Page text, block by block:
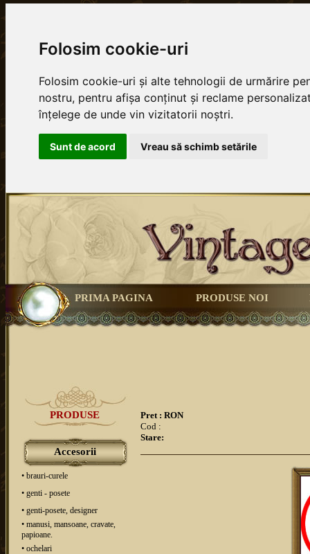
Folosim cookie-uri
Folosim cookie-uri și alte tehnologii de urmărire
nostru, pentru afișa conținut și reclame
înțelege de unde vin vizitatorii noștri.
Sunt de acord Vreau să schimb setările
PRIMA PAGINA PRODUSE NOI
PRODUSE
Accesorii
• brauri-curele
• genti - posete
• genti-posete, designer
• manusi, mansoane, cravate,
papioane.
• ochelari
Pret : RON
Cod :
Stare: